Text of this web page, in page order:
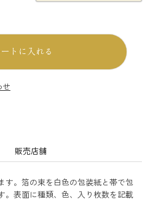
トに入れる
せ
販売店舗
す。箔の束を白色の包装紙と帯で包
。表面に種類、色、入り枚数を記載